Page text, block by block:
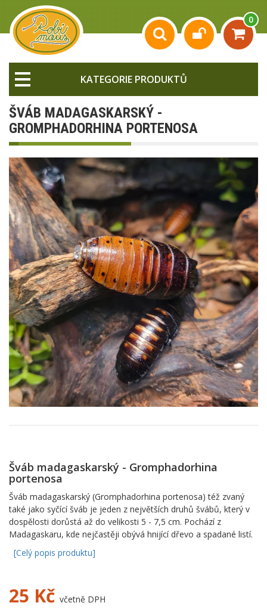
0
KATEGORIE PRODUKTŮ
ŠVÁB MADAGASKARSKÝ -
GROMPHADORHINA PORTENOSA
Šváb madagaskarský - Gromphadorhina
portenosa
Šváb madagaskarský (Gromphadorhina portenosa) též zvaný
také jako syčící šváb je jeden z největších druhů švábů, který v
dospělosti dorůstá až do velikosti 5 - 7,5 cm. Pochází z
Madagaskaru, kde nejčastěji obývá hnijící dřevo a spadané listí.
[Celý popis produktu]
25 Kč včetně DPH